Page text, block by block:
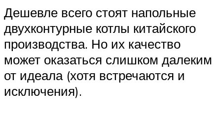
Дешевле всего стоят напольные
двухконтурные котлы китайского
производства. Но их качество
может оказаться слишком далеким
от идеала (хотя встречаются и
исключения).